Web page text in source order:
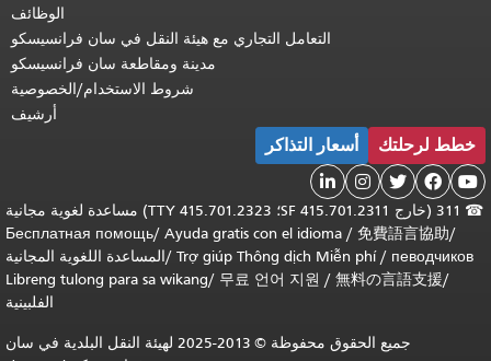
الوظائف
التعامل التجاري مع هيئة النقل في سان فرانسيسكو
مدينة ومقاطعة سان فرانسيسكو
شروط الاستخدام/الخصوصية
أرشيف
خطط لرحلتك أسعار التذاكر





☎
311 (خارج SF 415.701.2311؛ TTY 415.701.2323) مساعدة لغوية مجانية
/
免費語言協助
/
Ayuda gratis con el idioma
/
Бесплатная помощь
певодчиков
/
Trợ giúp Thông dịch Miễn phí
/المساعدة اللغوية المجانية
/
無料の言語支援
/
무료 언어 지원
/
Libreng tulong para sa wikang
الفلبينية
جميع الحقوق محفوظة © 2013-2025 لهيئة النقل البلدية في سان